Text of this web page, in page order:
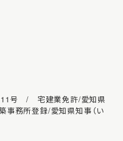
号 / 宅建業免許/愛知県
務所登録/愛知県知事（い